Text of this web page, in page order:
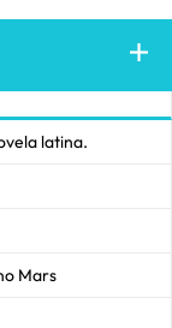
latina.
Mars